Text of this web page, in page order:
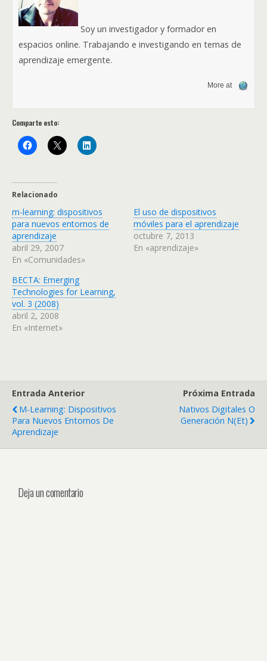
Soy un investigador y formador en
espacios online. Trabajando e investigando en temas de
aprendizaje emergente.
More at
Comparte esto:
Relacionado
m-learning: dispositivos
para nuevos entornos de
aprendizaje
abril 29, 2007
En «Comunidades»
El uso de dispositivos
móviles para el aprendizaje
octubre 7, 2013
En «aprendizaje»
BECTA: Emerging
Technologies for Learning,
vol. 3 (2008)
abril 2, 2008
En «Internet»
Entrada Anterior
M-Learning: Dispositivos
Para Nuevos Entornos De
Aprendizaje
Próxima Entrada
Nativos Digitales O
Generación N(et)
Deja un comentario